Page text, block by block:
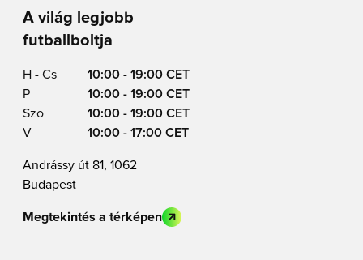
A világ legjobb
futballboltja
H - Cs
10:00 - 19:00 CET
P
10:00 - 19:00 CET
Szo
10:00 - 19:00 CET
V
10:00 - 17:00 CET
Andrássy út 81, 1062
Budapest
Megtekintés a térképen